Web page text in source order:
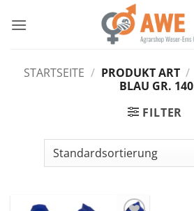
Inhalt
STARTSEITE / PRODUKT ART /
BLAU GR. 140
FILTER